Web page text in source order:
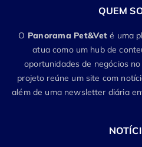
QUEM
O Panorama Pet&Vet é uma
atua como um hub de
oportunidades de negócios
projeto reúne um site com
além de uma newsletter diária